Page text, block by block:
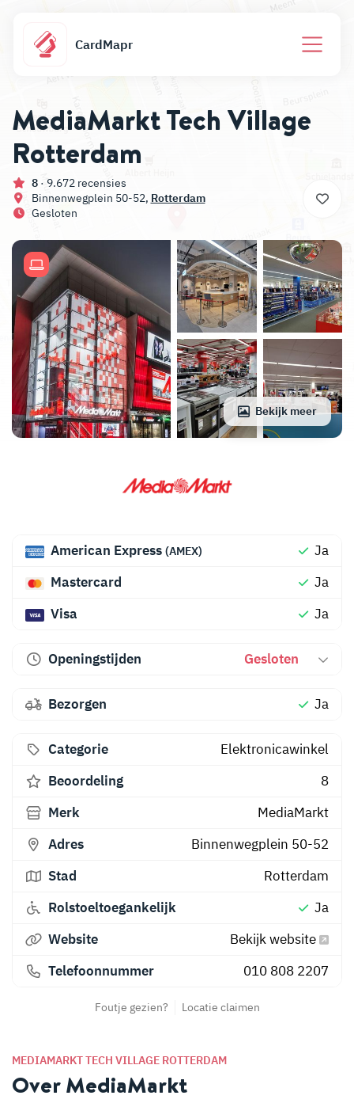
CardMapr
MediaMarkt Tech Village
Rotterdam
8 · 9.672 recensies
Binnenwegplein 50-52, Rotterdam
Gesloten
Bekijk meer
MEDIAMARKT TECH VILLAGE ROTTERDAM
Over MediaMarkt
American Express (AMEX)
Ja
Mastercard
Ja
Visa
Ja
Openingstijden Gesloten
Bezorgen Ja
Categorie
Elektronicawinkel
Beoordeling
8
Merk
MediaMarkt
Adres
Binnenwegplein 50-52
Stad
Rotterdam
Rolstoeltoegankelijk
Ja
Website
Bekijk website
Telefoonnummer
010 808 2207
Foutje gezien? Locatie claimen